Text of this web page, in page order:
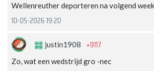
Wellenreuther deporteren na volgend
10-05-2026 19:20
justin1908 +9117
Zo, wat een wedstrijd gro -nec